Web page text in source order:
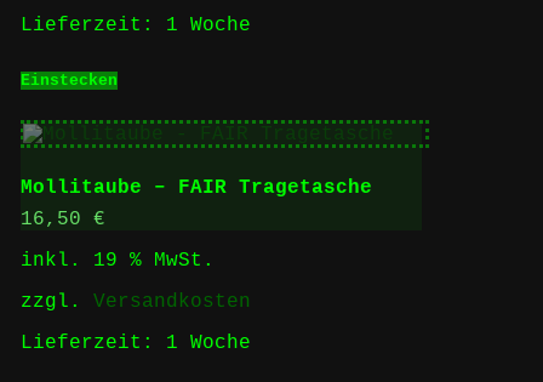
Lieferzeit: 1 Woche
Einstecken
Mollitaube – FAIR Tragetasche
16,50 €
inkl. 19 % MwSt.
zzgl. Versandkosten
Lieferzeit: 1 Woche